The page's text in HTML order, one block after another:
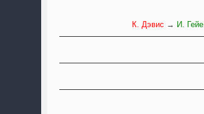
К. Дэвис → И. Гейе